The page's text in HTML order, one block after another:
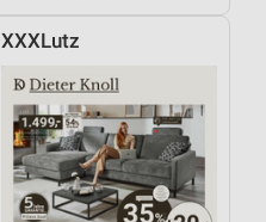
XXXLutz